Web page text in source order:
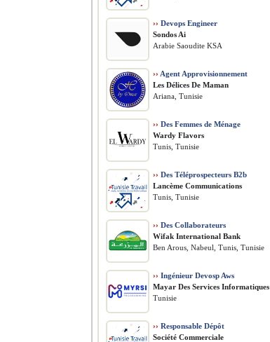
›› Devops Engineer
Sondos Ai
Arabie Saoudite KSA
›› Agent Approvisionnement
Les Délices De Maman
Ariana, Tunisie
›› Des Femmes de Ménage
Wardy Flavors
Tunis, Tunisie
›› Des Téléprospecteurs B2b
Lancème Communications
Tunis, Tunisie
›› Des Collaborateurs
Wifak International Bank
Ben Arous, Nabeul, Tunis, Tunisie
›› Ingénieur Devosp Aws
Mayar Des Services Informatiques
Tunisie
›› Responsable Dépôt
Société Commerciale